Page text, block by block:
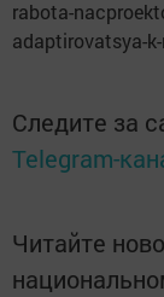
rabota-
adaptirovatsya-
Следите за
Telegram-
Читайте